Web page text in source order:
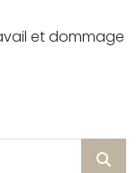
et dommage